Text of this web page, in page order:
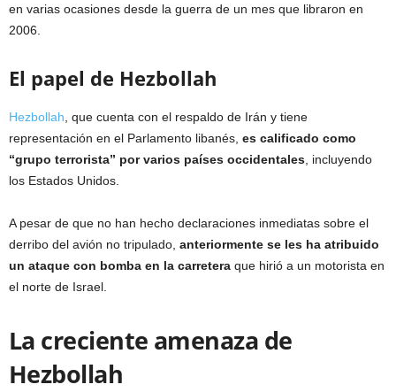
en varias ocasiones desde la guerra de un mes que libraron en
2006.
El papel de Hezbollah
Hezbollah, que cuenta con el respaldo de Irán y tiene
representación en el Parlamento libanés, es calificado como
“grupo terrorista” por varios países occidentales, incluyendo
los Estados Unidos.
A pesar de que no han hecho declaraciones inmediatas sobre el
derribo del avión no tripulado, anteriormente se les ha atribuido
un ataque con bomba en la carretera que hirió a un motorista en
el norte de Israel.
La creciente amenaza de
Hezbollah